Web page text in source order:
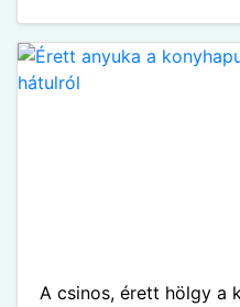
A csinos, érett hölgy a